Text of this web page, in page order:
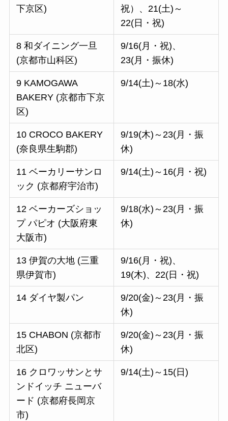
下京区)
祝）、21(土)～
22(日・祝)
8 和ダイニング一旦
(京都市山科区)
9/16(月・祝)、
23(月・振休)
9 KAMOGAWA
BAKERY (京都市下京
区)
9/14(土)～18(水)
10 CROCO BAKERY
(奈良県生駒郡)
9/19(木)～23(月・振
休)
11 ベーカリーサンロ
ック (京都府宇治市)
9/14(土)～16(月・祝)
12 ベーカーズショッ
プ パピオ (大阪府東
大阪市)
9/18(水)～23(月・振
休)
13 伊賀の大地 (三重
県伊賀市)
9/16(月・祝)、
19(木)、22(日・祝)
14 ダイヤ製パン
9/20(金)～23(月・振
休)
15 CHABON (京都市
北区)
9/20(金)～23(月・振
休)
16 クロワッサンとサ
ンドイッチ ニューバ
ード (京都府長岡京
市)
9/14(土)～15(日)